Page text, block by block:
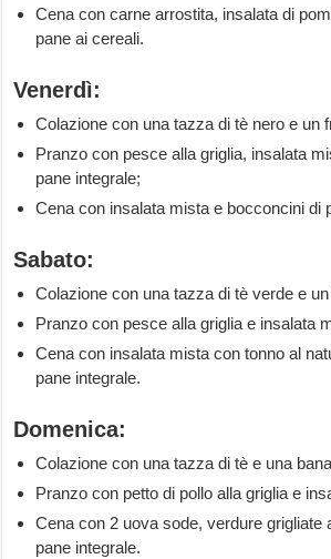
Cena con carne arrostita, insalata di
pane ai cereali.
Venerdì:
Colazione con una tazza di tè nero e un
Pranzo con pesce alla griglia, insalata
pane integrale;
Cena con insalata mista e bocconcini di
Sabato:
Colazione con una tazza di tè verde e
Pranzo con pesce alla griglia e insalata
Cena con insalata mista con tonno al
pane integrale.
Domenica:
Colazione con una tazza di tè e una
Pranzo con petto di pollo alla griglia e
Cena con 2 uova sode, verdure grigliate
pane integrale.